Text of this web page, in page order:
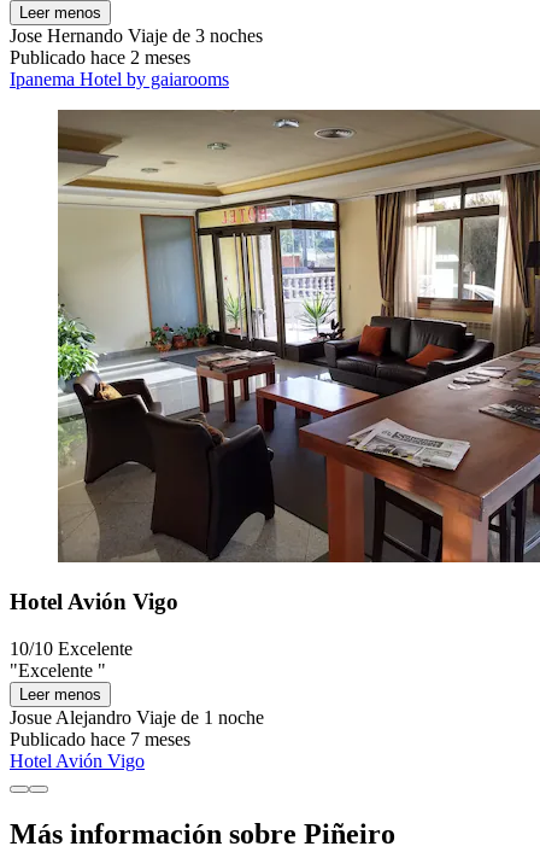
Leer menos
Jose Hernando Viaje de 3 noches
Publicado hace 2 meses
Ipanema Hotel by gaiarooms
Hotel Avión Vigo
10/10 Excelente
"Excelente "
Leer menos
Josue Alejandro Viaje de 1 noche
Publicado hace 7 meses
Hotel Avión Vigo
Más información sobre Piñeiro